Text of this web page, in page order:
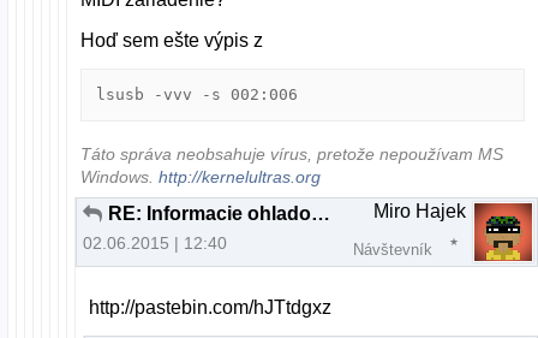
Hoď sem ešte výpis z
lsusb -vvv -s 002:006
Táto správa neobsahuje vírus, pretože nepoužívam MS
Windows.http://kernelultras.org
RE: Informacie ohladom MIDI keyboardu
02.06.2015 | 12:40
Miro Hajek
Návštevník
http://pastebin.com/hJTtdgxz